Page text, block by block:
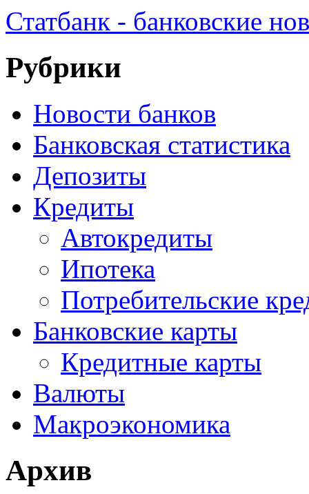
Статбанк - банковские
Рубрики
Новости банков
Банковская статистика
Депозиты
Кредиты
Автокредиты
Ипотека
Потребительские
Банковские карты
Кредитные карты
Валюты
Макроэкономика
Архив